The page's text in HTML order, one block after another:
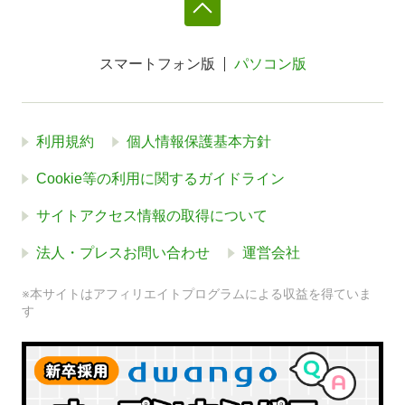
スマートフォン版 パソコン版
利用規約 個人情報保護基本方針
Cookie等の利用に関するガイドライン
サイトアクセス情報の取得について
法人・プレスお問い合わせ 運営会社
※本サイトはアフィリエイトプログラムによる収益を得ていま
す